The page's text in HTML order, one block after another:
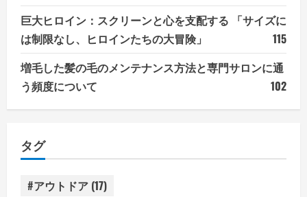
巨大ヒロイン：スクリーンと心を支配する 「サイズに
は制限なし、ヒロインたちの大冒険」
115
増毛した髪の毛のメンテナンス方法と専門サロンに通
う頻度について
102
タグ
#アウトドア (17)